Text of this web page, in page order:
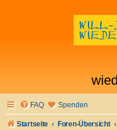
FAQ Spenden
Startseite Foren-Übersicht